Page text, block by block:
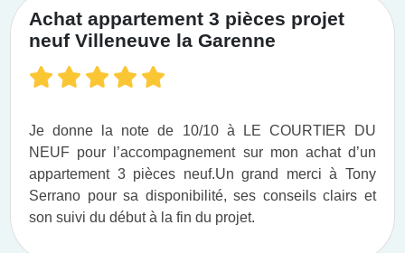
Achat appartement 3 pièces projet
neuf Villeneuve la Garenne
Je donne la note de 10/10 à LE COURTIER DU
NEUF pour l’accompagnement sur mon achat d’un
appartement 3 pièces neuf.​ Un grand merci à Tony
Serrano pour sa disponibilité, ses conseils clairs et
son suivi du début à la fin du projet.​